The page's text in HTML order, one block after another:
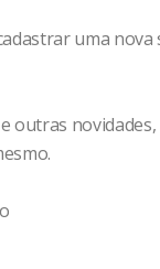
uma nova
outras